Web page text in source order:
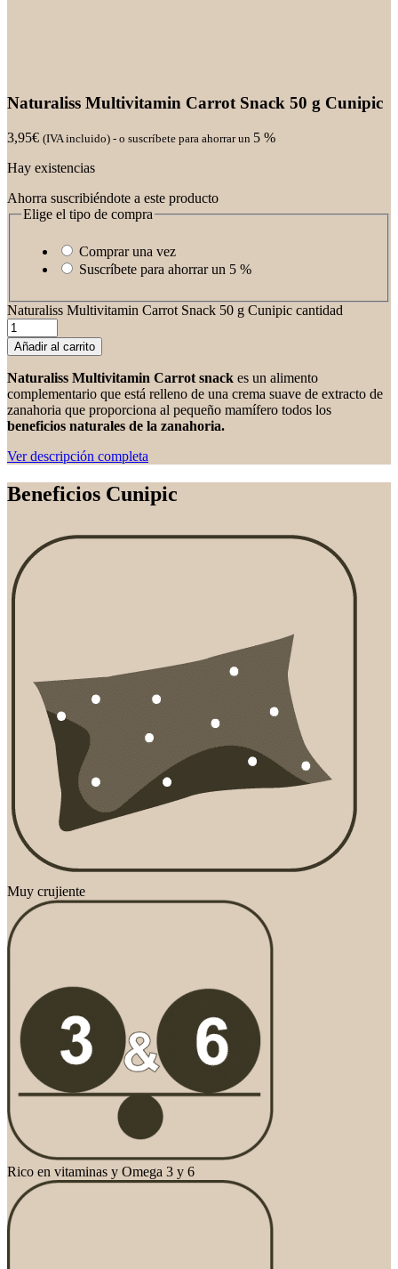
Naturaliss Multivitamin Carrot Snack 50 g Cunipic
3,95€ (IVA incluido) - o suscríbete para ahorrar un 5 %
Hay existencias
Ahorra suscribiéndote a este producto
Elige el tipo de compra
Comprar una vez
Suscríbete para ahorrar un 5 %
Naturaliss Multivitamin Carrot Snack 50 g Cunipic cantidad
Añadir al carrito
Naturaliss Multivitamin Carrot snack es un alimento
complementario que está relleno de una crema suave de extracto de
zanahoria que proporciona al pequeño mamífero todos los
beneficios naturales de la zanahoria.
Ver descripción completa
Beneficios Cunipic
Muy crujiente
Rico en vitaminas y Omega 3 y 6